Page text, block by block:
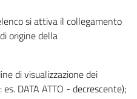
si attiva il collegamento
origine della
di visualizzazione dei
DATA ATTO - decrescente);